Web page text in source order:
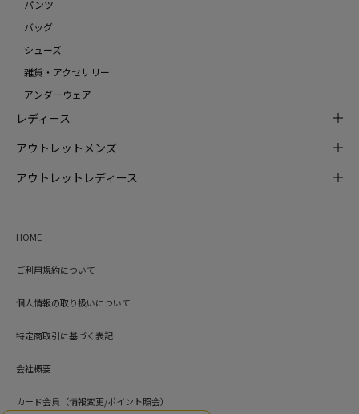
パンツ
バッグ
シューズ
雑貨・アクセサリー
アンダーウェア
レディース
アウトレットメンズ
アウトレットレディース
HOME
ご利用規約について
個人情報の取り扱いについて
特定商取引に基づく表記
会社概要
カード会員（情報変更/ポイント照会）